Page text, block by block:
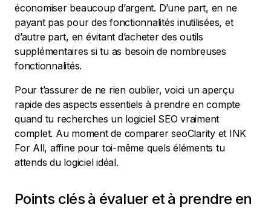
économiser beaucoup d’argent. D’une part, en ne
payant pas pour des fonctionnalités inutilisées, et
d’autre part, en évitant d’acheter des outils
supplémentaires si tu as besoin de nombreuses
fonctionnalités.
Pour t’assurer de ne rien oublier, voici un aperçu
rapide des aspects essentiels à prendre en compte
quand tu recherches un logiciel SEO vraiment
complet. Au moment de comparer seoClarity et INK
For All, affine pour toi-même quels éléments tu
attends du logiciel idéal.
Points clés à évaluer et à prendre en